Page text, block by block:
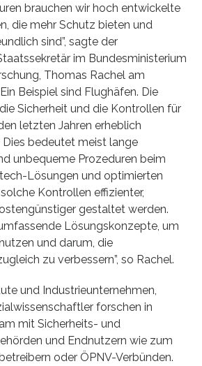
brauchen wir hoch entwickelte
die mehr Schutz bieten und
sind”, sagte der
im Bundesministerium
Thomas Rachel am
Beispiel sind Flughäfen. Die
Sicherheit und die Kontrollen für
letzten Jahren erheblich
bedeutet meist lange
unbequeme Prozeduren beim
Lösungen und optimierten
Kontrollen effizienter,
gestaltet werden.
Lösungskonzepte, um
und darum, die
zu verbessern”, so Rachel.
und Industrieunternehmen,
forschen in
mit Sicherheits- und
und Endnutzern wie zum
oder ÖPNV-Verbünden.